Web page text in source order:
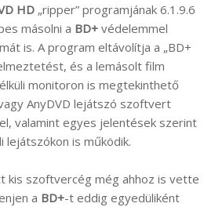
HD „ripper” programjának 6.1.9.6
másolni a BD+ védelemmel
is. A program eltávolítja a „BD+
és a lemásolt film
monitoron is megtekinthető
AnyDVD lejátszó szoftvert
valamint egyes jelentések szerint
lejátszókon is működik.
kis szoftvercég még ahhoz is vette
a BD+-t eddig egyedüliként